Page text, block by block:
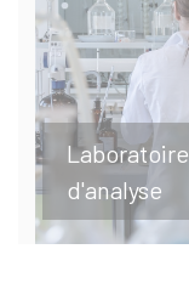
Laboratoire
d'analyse